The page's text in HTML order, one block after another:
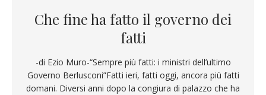
Che fine ha fatto il governo dei
fatti
-di Ezio Muro-“Sempre più fatti: i ministri dell’ultimo
Governo Berlusconi”Fatti ieri, fatti oggi, ancora più fatti
domani. Diversi anni dopo la congiura di palazzo che ha